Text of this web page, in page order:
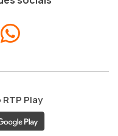
RTP Play